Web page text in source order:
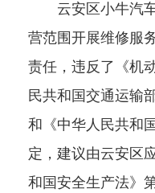
云安区小牛汽车
营范围开展维修服
责任，违反了《机
民共和国交通运输
和《中华人民共和
定，建议由云安区
和国安全生产法》